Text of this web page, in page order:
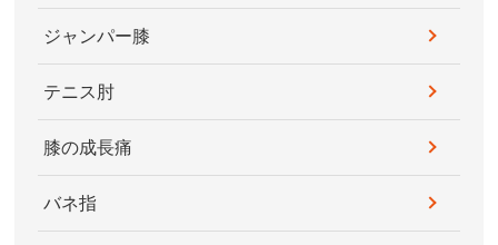
ジャンパー膝
テニス肘
膝の成長痛
バネ指